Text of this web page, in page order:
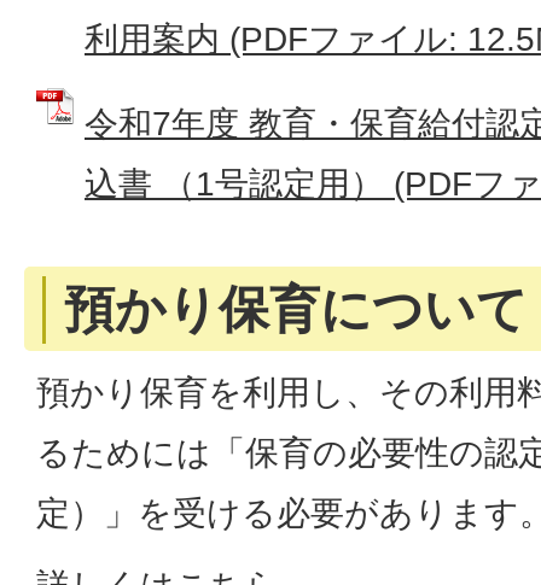
利用案内 (PDFファイル:
令和7年度 教育・保育給付認
込書 （1号認定用） (PDFフ
預かり保育につい
預かり保育を利用し、その利用
るためには「保育の必要性の認
定）」を受ける必要があります